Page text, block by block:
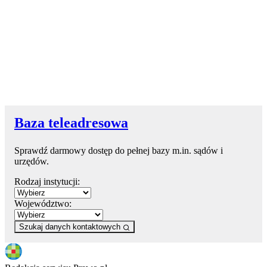
Baza teleadresowa
Sprawdź darmowy dostęp do pełnej bazy m.in. sądów i
urzędów.
Rodzaj instytucji:
Województwo:
Szukaj danych kontaktowych